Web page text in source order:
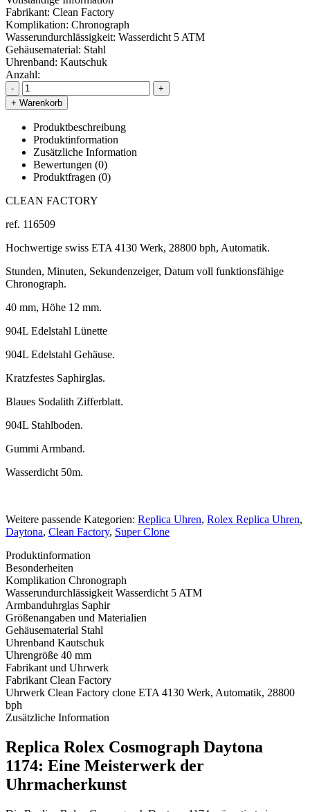
Fabrikant: Clean Factory
Komplikation: Chronograph
Wasserundurchlässigkeit: Wasserdicht 5 ATM
Gehäusematerial: Stahl
Uhrenband: Kautschuk
Anzahl:
-
+
+ Warenkorb
Produktbeschreibung
Produktinformation
Zusätzliche Information
Bewertungen (0)
Produktfragen (0)
CLEAN FACTORY
ref. 116509
Hochwertige swiss ETA 4130 Werk, 28800 bph, Automatik.
Stunden, Minuten, Sekundenzeiger, Datum voll funktionsfähige
Chronograph.
40 mm, Höhe 12 mm.
904L Edelstahl Lünette
904L Edelstahl Gehäuse.
Kratzfestes Saphirglas.
Blaues Sodalith Zifferblatt.
904L Stahlboden.
Gummi Armband.
Wasserdicht 50m.
Weitere passende Kategorien: Replica Uhren, Rolex Replica Uhren,
Daytona, Clean Factory, Super Clone
Produktinformation
Besonderheiten
Komplikation Chronograph
Wasserundurchlässigkeit Wasserdicht 5 ATM
Armbanduhrglas Saphir
Größenangaben und Materialien
Gehäusematerial Stahl
Uhrenband Kautschuk
Uhrengröße 40 mm
Fabrikant und Uhrwerk
Fabrikant Clean Factory
Uhrwerk Clean Factory clone ETA 4130 Werk, Automatik, 28800
bph
Zusätzliche Information
Replica Rolex Cosmograph Daytona
1174: Eine Meisterwerk der
Uhrmacherkunst